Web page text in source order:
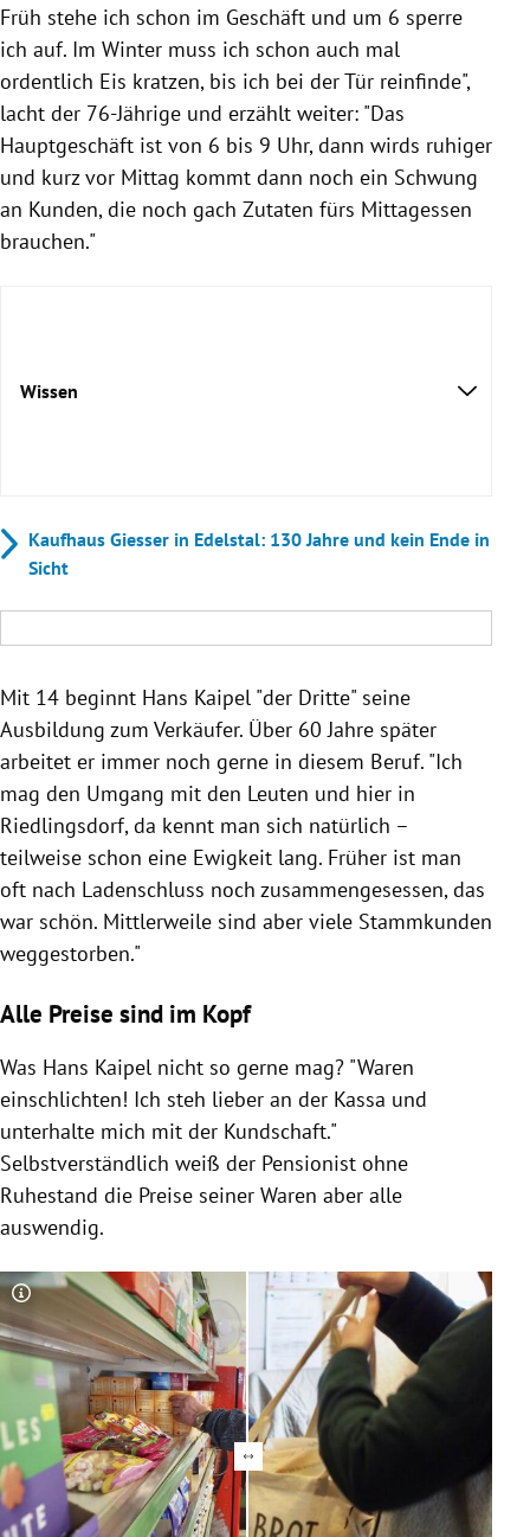
Früh stehe ich schon im Geschäft und um 6 sperre
ich auf. Im Winter muss ich schon auch mal
ordentlich Eis kratzen, bis ich bei der Tür reinfinde",
lacht der 76-Jährige und erzählt weiter: "Das
Hauptgeschäft ist von 6 bis 9 Uhr, dann wirds ruhiger
und kurz vor Mittag kommt dann noch ein Schwung
an Kunden, die noch gach Zutaten fürs Mittagessen
brauchen."
Wissen
Kaufhaus Giesser in Edelstal: 130 Jahre und kein Ende in
Sicht
Mit 14 beginnt Hans Kaipel "der Dritte" seine
Ausbildung zum Verkäufer. Über 60 Jahre später
arbeitet er immer noch gerne in diesem Beruf. "Ich
mag den Umgang mit den Leuten und hier in
Riedlingsdorf, da kennt man sich natürlich –
teilweise schon eine Ewigkeit lang. Früher ist man
oft nach Ladenschluss noch zusammengesessen, das
war schön. Mittlerweile sind aber viele Stammkunden
weggestorben."
Alle Preise sind im Kopf
Was Hans Kaipel nicht so gerne mag? "Waren
einschlichten! Ich steh lieber an der Kassa und
unterhalte mich mit der Kundschaft."
Selbstverständlich weiß der Pensionist ohne
Ruhestand die Preise seiner Waren aber alle
auswendig.
Copyright-Hinweis öffnen/schließen